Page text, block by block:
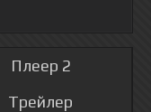
Плеер 2
Трейлер